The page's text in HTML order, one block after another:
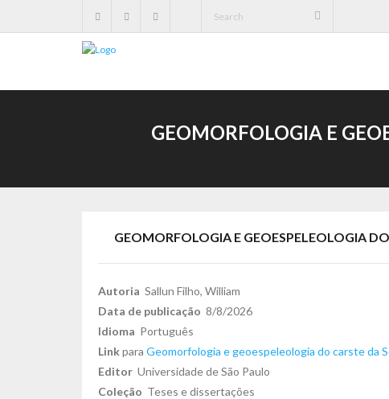
GEOMORFOLOGIA E
GEOMORFOLOGIA E GEOESPELEOLOGIA
Autoria Sallun Filho, William
Data de publicação 8/8/2026
Idioma Português
Linkpara Geomorfologia e geoespeleologia do carste da
Editor Universidade de São Paulo
Coleção Teses e dissertações